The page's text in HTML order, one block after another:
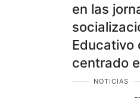
en las
Educativo
centrado
NOTICIAS